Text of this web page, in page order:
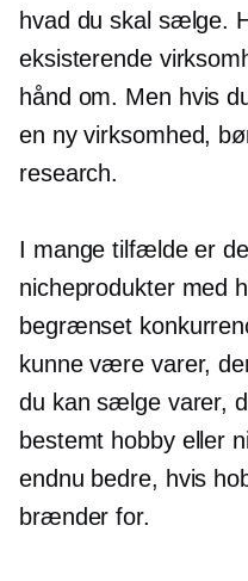
hvad du skal sælge.
eksisterende
hånd om. Men hvis
en ny virksomhed,
research.
I mange tilfælde er
nicheprodukter med
begrænset
kunne være varer,
du kan sælge varer,
bestemt hobby eller
endnu bedre, hvis
brænder for.